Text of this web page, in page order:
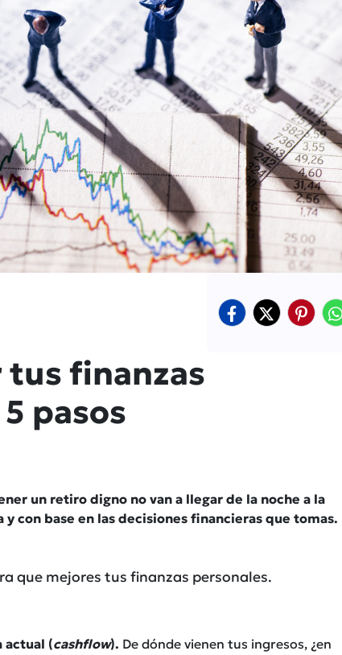
tus finanzas
pasos
un retiro digno no van a llegar de la noche a la
y con base en las decisiones financieras que tomas.
que mejores tus finanzas personales.
actual (cashflow). De dónde vienen tus ingresos, ¿en